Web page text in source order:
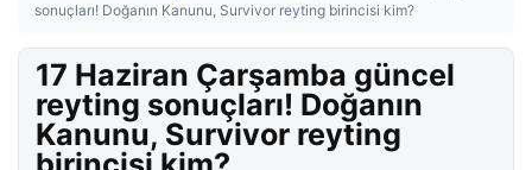
sonuçları! Doğanın Kanunu, Survivor reyting birincisi kim?
17 Haziran Çarşamba güncel
reyting sonuçları! Doğanın
Kanunu, Survivor reyting